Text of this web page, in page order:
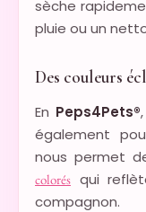
sèche
pluie ou un
Des couleurs
En Peps4Pets®
également
nous permet
colorés qui
compagnon.